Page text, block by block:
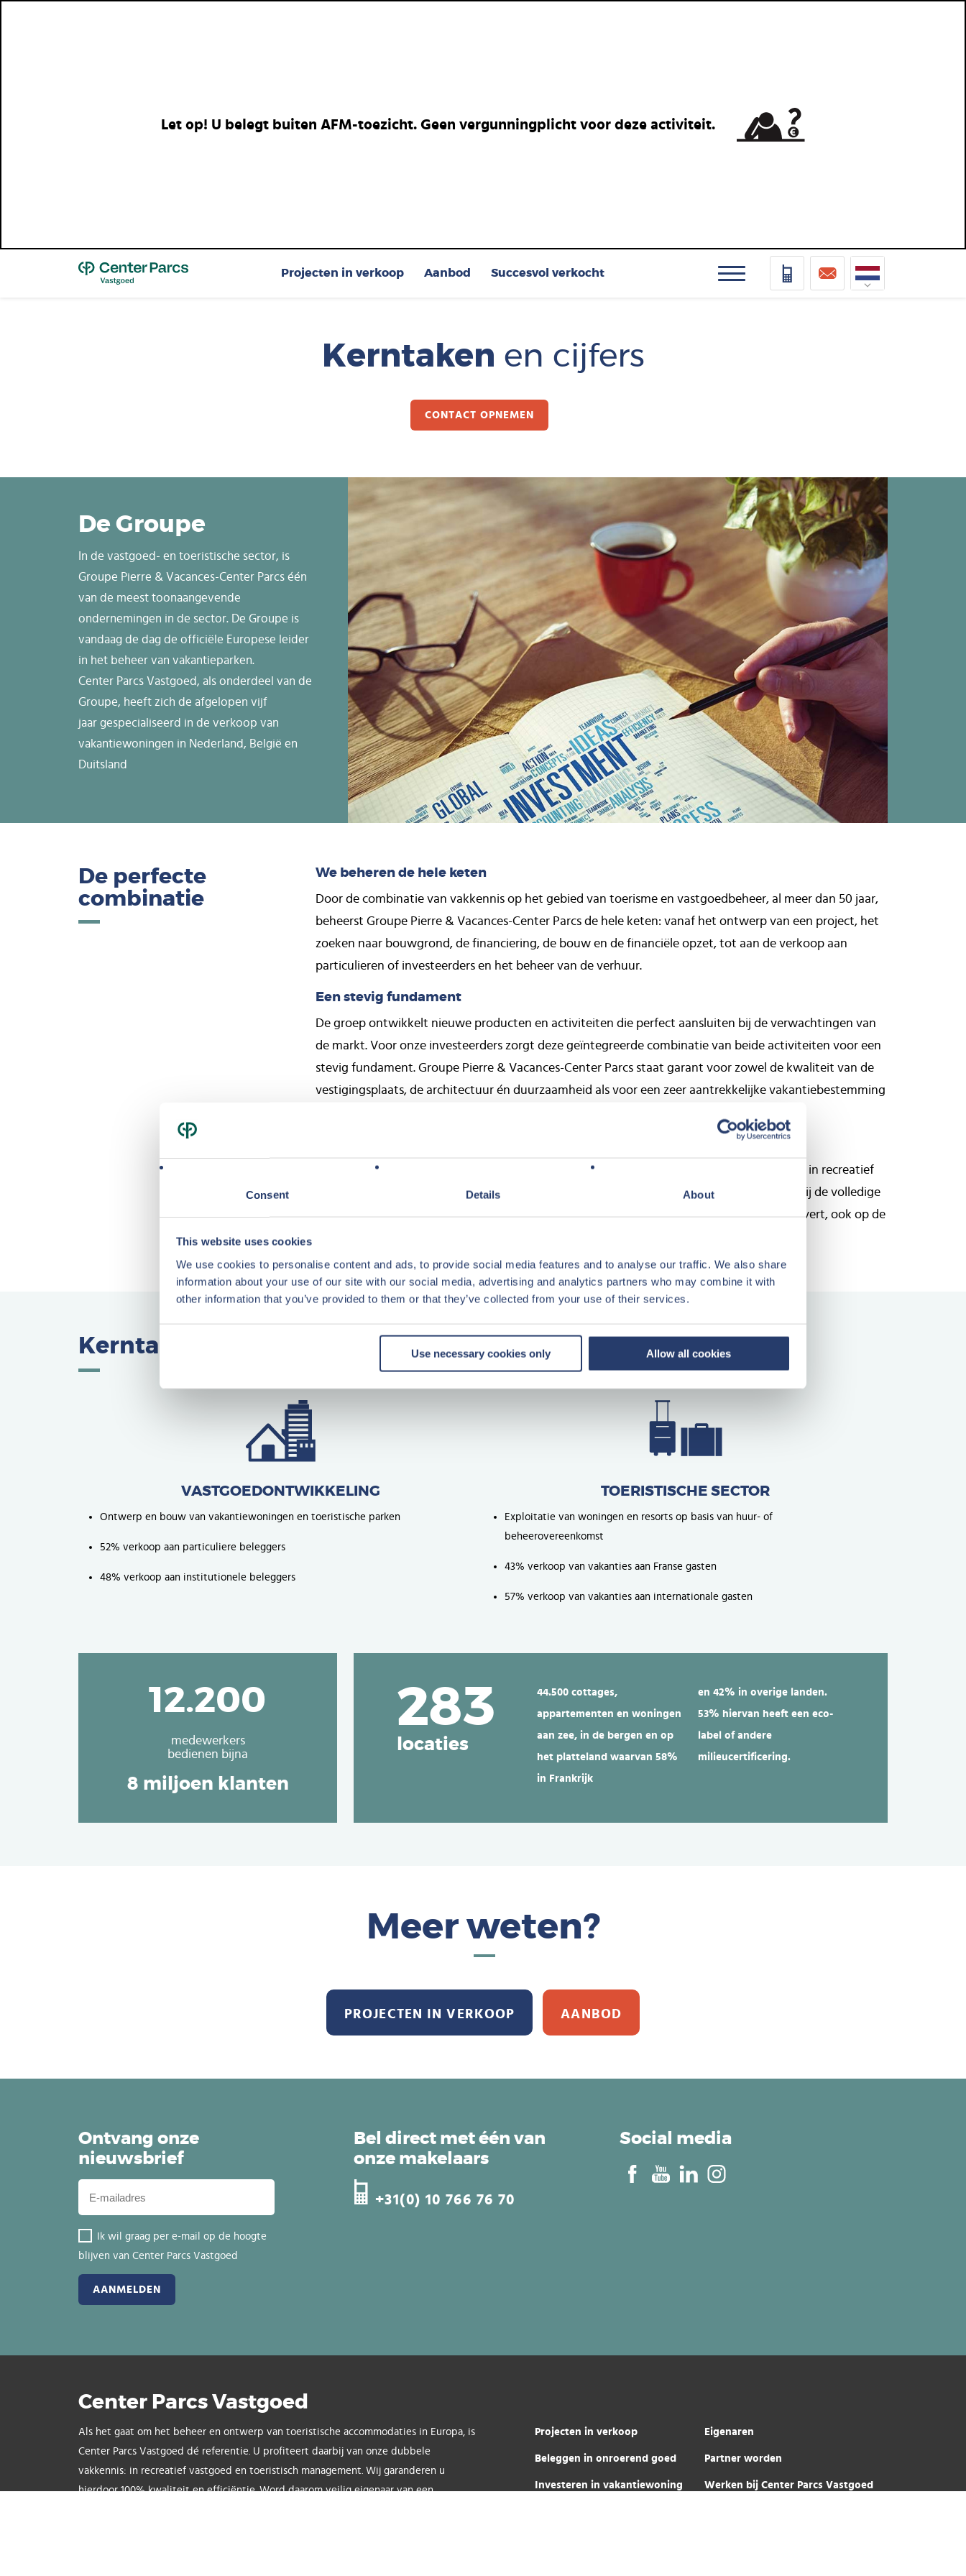
Consent Details About
This website uses cookies
We use cookies to personalise content and ads, to provide social media features and to analyse our traffic. We also share
information about your use of our site with our social media, advertising and analytics partners who may combine it with
other information that you’ve provided to them or that they’ve collected from your use of their services.
Use necessary cookies only Allow all cookies
Let op! U belegt buiten AFM-toezicht. Geen vergunningplicht voor deze activiteit.
Top
Projecten in verkoop Aanbod Succesvol verkocht
Kerntaken en cijfers
CONTACT OPNEMEN
De Groupe
In de vastgoed- en toeristische sector, is
Groupe Pierre & Vacances-Center Parcs één
van de meest toonaangevende
ondernemingen in de sector. De Groupe is
vandaag de dag de officiële Europese leider
in het beheer van vakantieparken.
Center Parcs Vastgoed, als onderdeel van de
Groupe, heeft zich de afgelopen vijf
jaar gespecialiseerd in de verkoop van
vakantiewoningen in Nederland, België en
Duitsland
Afbeelding
De perfecte
combinatie
We beheren de hele keten
Door de combinatie van vakkennis op het gebied van toerisme en vastgoedbeheer, al meer dan 50 jaar,
beheerst Groupe Pierre & Vacances-Center Parcs de hele keten: vanaf het ontwerp van een project, het
zoeken naar bouwgrond, de financiering, de bouw en de financiële opzet, tot aan de verkoop aan
particulieren of investeerders en het beheer van de verhuur.
Een stevig fundament
De groep ontwikkelt nieuwe producten en activiteiten die perfect aansluiten bij de verwachtingen van
de markt. Voor onze investeerders zorgt deze geïntegreerde combinatie van beide activiteiten voor een
stevig fundament. Groupe Pierre & Vacances-Center Parcs staat garant voor zowel de kwaliteit van de
vestigingsplaats, de architectuur én duurzaamheid als voor een zeer aantrekkelijke vakantiebestemming
Duizenden particuliere en professionele investeerders kiezen daarom voor een investering in recreatief
vastgoed van Groupe Pierre & Vacances-Center Parcs. Voor beide doelgroepen beheren wij de volledige
(vastgoed) portefeuille. Dit neemt de zorgen uit handen en u weet precies wat het u oplevert, ook op de
Kerntaken en cijfers
VASTGOEDONTWIKKELING
Ontwerp en bouw van vakantiewoningen en toeristische parken
52% verkoop aan particuliere beleggers
48% verkoop aan institutionele beleggers
TOERISTISCHE SECTOR
Exploitatie van woningen en resorts op basis van huur- of
beheerovereenkomst
43% verkoop van vakanties aan Franse gasten
57% verkoop van vakanties aan internationale gasten
12.200
medewerkers
bedienen bijna
8 miljoen klanten
283
locaties
44.500 cottages,
appartementen en woningen
aan zee, in de bergen en op
het plattelandwaarvan 58%
in Frankrijk
en 42% in overige landen.
53% hiervan heeft een eco-
label of andere
milieucertificering.
Meer weten?
PROJECTEN IN VERKOOP AANBOD
Ontvang onze
nieuwsbrief
Ik wil graag per e-mail op de hoogte
blijven van Center Parcs Vastgoed
Bel direct met één van
onze makelaars
+31(0) 10 766 76 70
Social media
Center Parcs Vastgoed
Als het gaat om het beheer en ontwerp van toeristische accommodaties in Europa, is
Center Parcs Vastgoed dé referentie. U profiteert daarbij van onze dubbele
vakkennis: in recreatief vastgoed en toeristisch management. Wij garanderen u
hierdoor 100% kwaliteit en efficiëntie. Word daarom veilig eigenaar van een
Projecten in verkoop
Beleggen in onroerend goed
Investeren in vakantiewoning
Eigenaren
Partner worden
Werken bij Center Parcs Vastgoed